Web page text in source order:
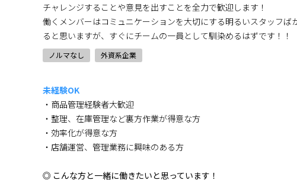
チャレンジすることや意見を出すことを全力で歓迎します！
働くメンバーはコミュニケーションを大切にする明るいスタッフば
ると思いますが、すぐにチームの一員として馴染めるはずです！！
ノルマなし 外資系企業
未経験OK
・商品管理経験者大歓迎
・整理、在庫管理など裏方作業が得意な方
・効率化が得意な方
・店舗運営、管理業務に興味のある方
◎ こんな方と一緒に働きたいと思っています！